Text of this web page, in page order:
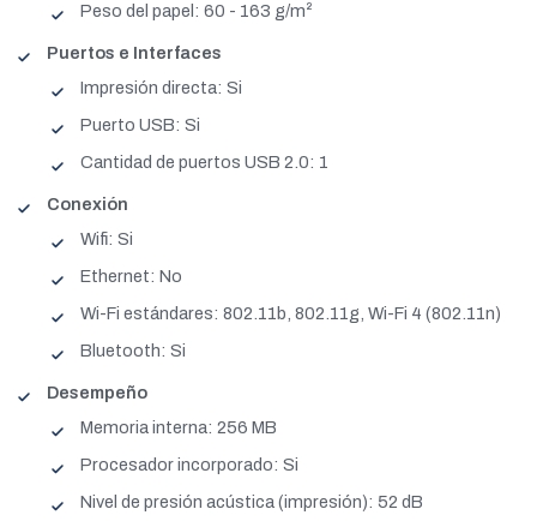
Peso del papel: 60 - 163 g/m²
Puertos e Interfaces
Impresión directa: Si
Puerto USB: Si
Cantidad de puertos USB 2.0: 1
Conexión
Wifi: Si
Ethernet: No
Wi-Fi estándares: 802.11b, 802.11g, Wi-Fi 4 (802.11n)
Bluetooth: Si
Desempeño
Memoria interna: 256 MB
Procesador incorporado: Si
Nivel de presión acústica (impresión): 52 dB